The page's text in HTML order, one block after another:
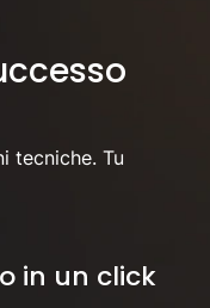
tecniche. Tu
in un click